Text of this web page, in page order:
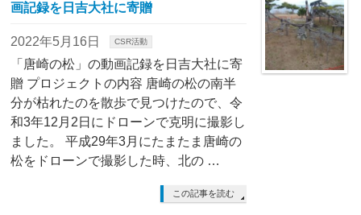
画記録を日吉大社に寄贈
2022年5月16日 CSR活動
「唐崎の松」の動画記録を日吉大社に寄
贈 プロジェクトの内容 唐崎の松の南半
分が枯れたのを散歩で見つけたので、令
和3年12月2日にドローンで克明に撮影し
ました。 平成29年3月にたまたま唐崎の
松をドローンで撮影した時、北の …
この記事を読む